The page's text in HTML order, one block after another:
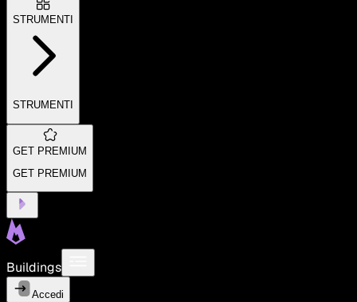
STRUMENTI
STRUMENTI
GET PREMIUM
GET PREMIUM
Buildings
Accedi